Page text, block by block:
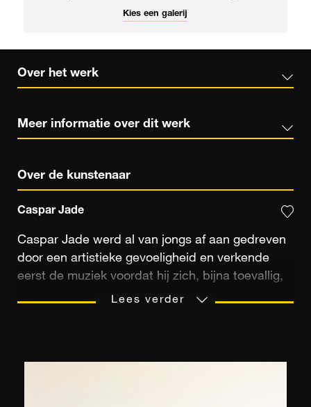
Kies een galerij
Over het werk
Meer informatie over dit werk
Over de kunstenaar
Caspar Jade
Caspar Jade werd al van jongs af aan gedreven
door een artistieke gevoeligheid en verkende
eerst de muziek voordat hij zich, bijna toevallig,
op fotografie stortte. Zestien jaar lang maakte hij
Lees verder